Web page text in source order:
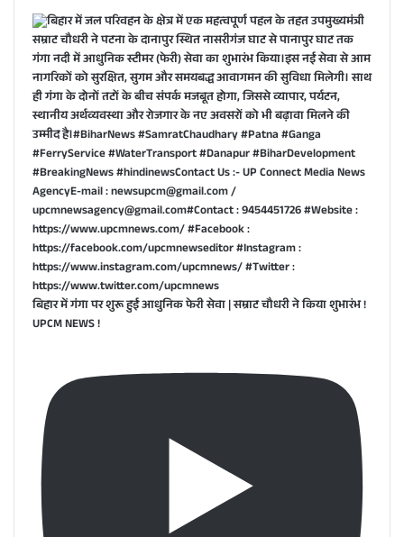
बिहार में गंगा पर शुरू हुई आधुनिक फेरी सेवा | सम्राट चौधरी ने किया शुभारंभ !
UPCM NEWS !